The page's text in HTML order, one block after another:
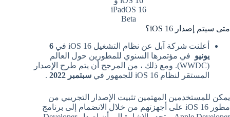
iPadOS 16
Beta
متى سيتم إصدار iOS 16؟
أعلنت شركة آبل عن نظام التشغيل iOS 16 في
6
يونيو في مؤتمرها السنوي للمطورين حول العالم
(WWDC). ومع ذلك ، من المرجح أن يتم طرح الإصدار
المستقر لنظام iOS 16 للجمهور في
سبتمبر 2022 .
يمكن للمستخدمين المهتمين تثبيت الإصدار التجريبي من
مطور iOS 16 على أجهزتهم من خلال الانضمام إلى برنامج